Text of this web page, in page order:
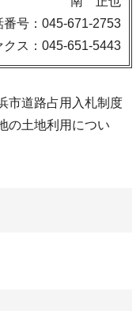
番号：045-671-2753
クス：045-651-5443
市道路占⽤⼊札制度
の⼟地利⽤につい